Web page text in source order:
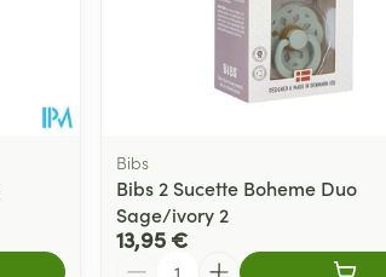
Bibs
Bibs 2 Sucette Boheme Duo
Sage/ivory 2
13,95 €
Quantité